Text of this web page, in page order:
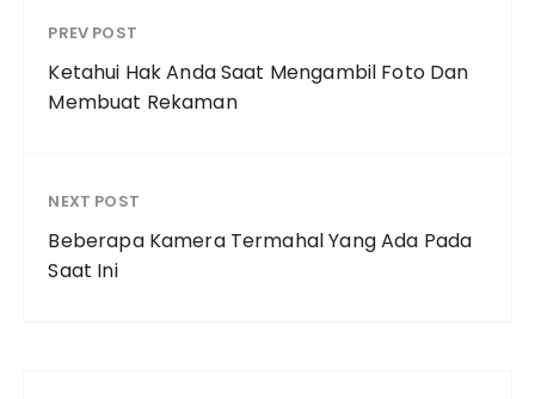
PREV POST
Ketahui Hak Anda Saat Mengambil Foto Dan
Membuat Rekaman
NEXT POST
Beberapa Kamera Termahal Yang Ada Pada
Saat Ini